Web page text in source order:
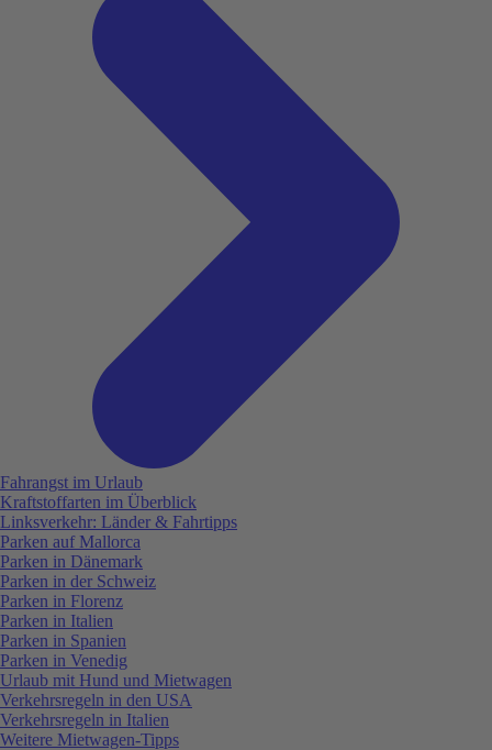
Fahrangst im Urlaub
Kraftstoffarten im Überblick
Linksverkehr: Länder & Fahrtipps
Parken auf Mallorca
Parken in Dänemark
Parken in der Schweiz
Parken in Florenz
Parken in Italien
Parken in Spanien
Parken in Venedig
Urlaub mit Hund und Mietwagen
Verkehrsregeln in den USA
Verkehrsregeln in Italien
Weitere Mietwagen-Tipps